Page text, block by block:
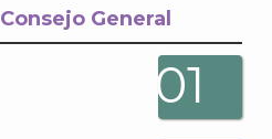
Consejo General
01